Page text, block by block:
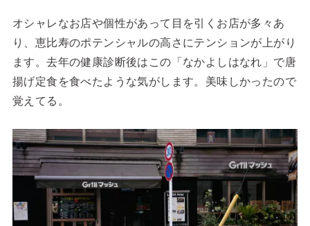
オシャレなお店や個性があって目を引くお店が多々あ
り、恵比寿のポテンシャルの高さにテンションが上がり
ます。去年の健康診断後はこの「なかよしはなれ」で唐
揚げ定食を食べたような気がします。美味しかったので
覚えてる。